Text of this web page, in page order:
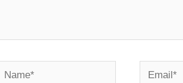
Name* Email*